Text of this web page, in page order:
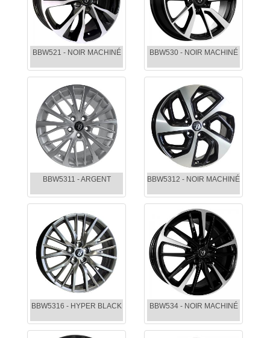
BBW521 - NOIR MACHINÉ BBW530 - NOIR MACHINÉ
BBW5311 - ARGENT BBW5312 - NOIR MACHINÉ
BBW5316 - HYPER BLACK BBW534 - NOIR MACHINÉ